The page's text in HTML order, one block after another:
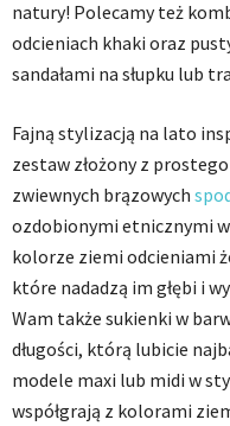
natury! Polecamy też
odcieniach khaki oraz
sandałami na słupku lub
Fajną stylizacją na lato
zestaw złożony z
zwiewnych brązowych
ozdobionymi etnicznymi
kolorze ziemi odcieniami
które nadadzą im głębi i
Wam także sukienki w
długości, którą lubicie
modele maxi lub midi w
współgrają z kolorami